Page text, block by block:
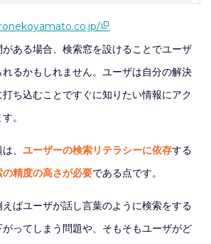
ある場合、検索窓を設けることでユーザ
るかもしれません。ユーザは自分の解決
ち込むことですぐに知りたい情報にアク
。
、 ユーザーの検索リテラシーに依存する
精度の高さが必要である点です。
ばユーザが話し言葉のように検索をする
ってしまう問題や、そもそもユーザがど